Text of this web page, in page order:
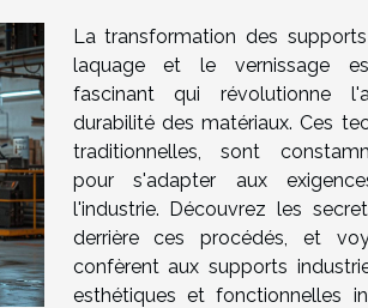
La transformation des
laquage et le vernissage
fascinant qui révolutionne
durabilité des matériaux. Ces
traditionnelles, sont
pour s'adapter aux
l'industrie. Découvrez les
derrière ces procédés, et
confèrent aux supports
esthétiques et fonctionnelles